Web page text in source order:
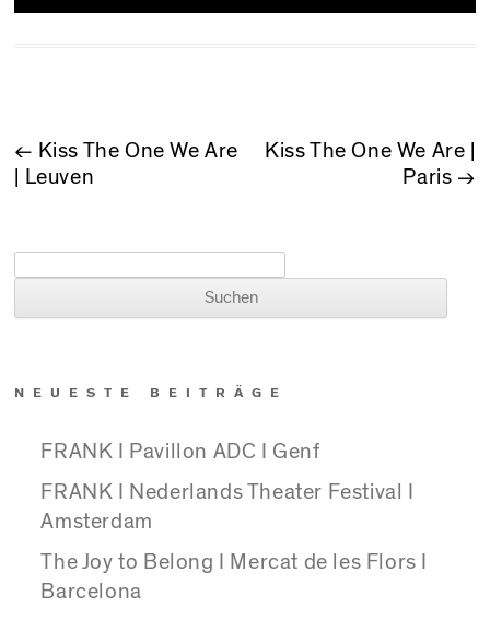
BEITRAGSNAVIGATION
← Kiss The One We Are
| Leuven
Kiss The One We Are |
Paris →
NEUESTE BEITRÄGE
FRANK I Pavillon ADC I Genf
FRANK I Nederlands Theater Festival I
Amsterdam
The Joy to Belong I Mercat de les Flors I
Barcelona